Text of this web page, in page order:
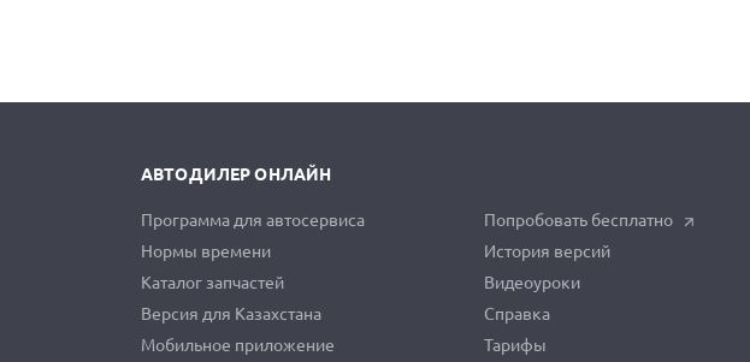
АВТОДИЛЕР ОНЛАЙН
Программа для автосервиса
Нормы времени
Каталог запчастей
Версия для Казахстана
Мобильное приложение
Попробовать бесплатно
История версий
Видеоуроки
Справка
Тарифы